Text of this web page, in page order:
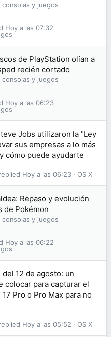
consolas y juegos
Hoy a las 07:32
de PlayStation olían a
recién cortado
consolas y juegos
Hoy a las 06:23
Jobs utilizaron la "Ley
sus empresas a lo más
cómo puede ayudarte
OS X
Hoy a las 06:23
Repaso y evolución
de Pokémon
consolas y juegos
Hoy a las 06:22
12 de agosto: un
colocar para capturar el
Pro o Pro Max para no
OS X
Hoy a las 05:52